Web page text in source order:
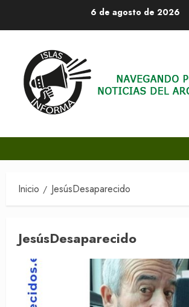
6 de agosto de 2026
Inicio JesúsDesaparecido
JesúsDesaparecido